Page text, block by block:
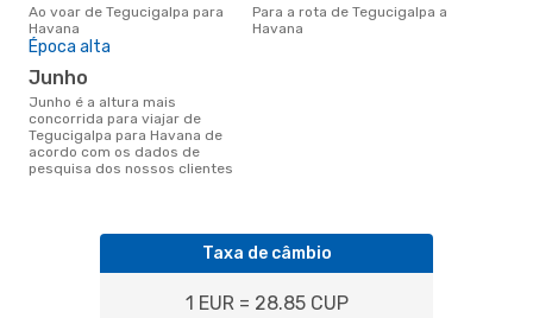
Ao voar de Tegucigalpa para
Havana
Para a rota de Tegucigalpa a
Havana
Época alta
junho
junho é a altura mais
concorrida para viajar de
Tegucigalpa para Havana de
acordo com os dados de
pesquisa dos nossos clientes
Taxa de câmbio
1 EUR = 28.85 CUP